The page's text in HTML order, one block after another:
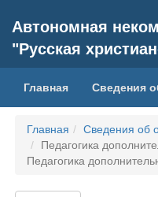
Автономная
"Русская
Главная(current)Сведения
Главная Сведения об
Педагогика
Педагогика